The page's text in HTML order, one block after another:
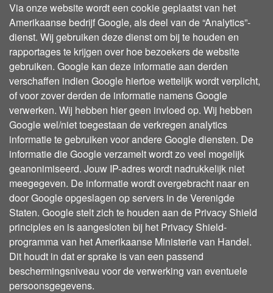
Via onze website wordt een cookie geplaatst van het
Amerikaanse bedrijf Google, als deel van de “Analytics”-
dienst. Wij gebruiken deze dienst om bij te houden en
rapportages te krijgen over hoe bezoekers de website
gebruiken. Google kan deze informatie aan derden
verschaffen indien Google hiertoe wettelijk wordt verplicht,
of voor zover derden de informatie namens Google
verwerken. Wij hebben hier geen invloed op. Wij hebben
Google wel/niet toegestaan de verkregen analytics
informatie te gebruiken voor andere Google diensten. De
informatie die Google verzamelt wordt zo veel mogelijk
geanonimiseerd. Jouw IP-adres wordt nadrukkelijk niet
meegegeven. De informatie wordt overgebracht naar en
door Google opgeslagen op servers in de Verenigde
Staten. Google stelt zich te houden aan de Privacy Shield
principles en is aangesloten bij het Privacy Shield-
programma van het Amerikaanse Ministerie van Handel.
Dit houdt in dat er sprake is van een passend
beschermingsniveau voor de verwerking van eventuele
persoonsgegevens.